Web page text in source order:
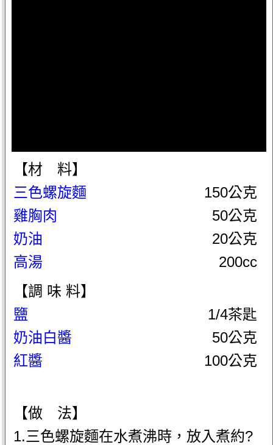
【材 料】
三色螺旋麵
150公克
雞胸肉
50公克
奶油
20公克
高湯
200cc
【調 味 料】
鹽
1/4茶匙
奶油白醬
50公克
紅醬
100公克
【做 法】
1.三色螺旋麵在水煮沸時，放入煮約?